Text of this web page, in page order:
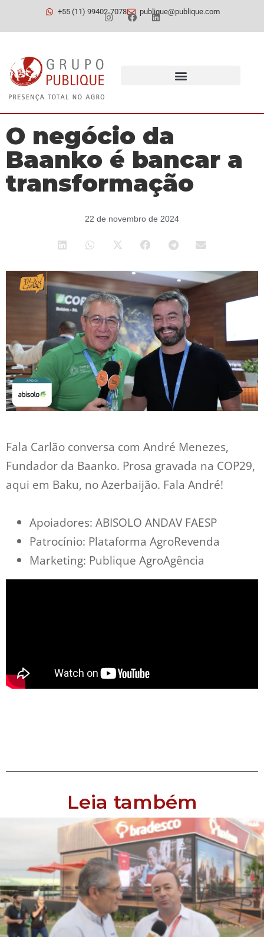
+55 (11) 99402-7078 publique@publique.com
O negócio da
Baanko é bancar a
transformação
22 de novembro de 2024
Fala Carlão conversa com André Menezes,
Fundador da Baanko. Prosa gravada na COP29,
aqui em Baku, no Azerbaijão. Fala André!
Apoiadores: ABISOLO ANDAV FAESP
Patrocínio: Plataforma AgroRevenda
Marketing: Publique AgroAgência
Leia também